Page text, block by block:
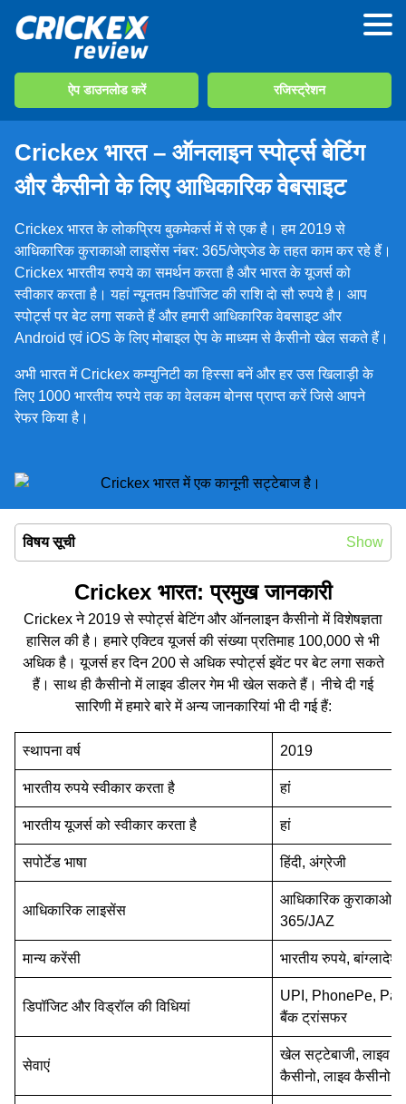
सहायता
हमारे बारे में
संपर्क
ऐप डाउनलोड करें रजिस्‍ट्रेशन
Crickex भारत – ऑनलाइन स्पोर्ट्स बेटिंग
और कैसीनो के लिए आधिकारिक वेबसाइट
Crickex भारत के लोकप्रिय बुकमेकर्स में से एक है। हम 2019 से
आधिकारिक कुराकाओ लाइसेंस नंबर: 365/जेएजेड के तहत काम कर रहे हैं।
Crickex भारतीय रुपये का समर्थन करता है और भारत के यूजर्स को
स्‍वीकार करता है। यहां न्‍यूनतम डिपॉजिट की राशि दाे सौ रुपये है। आप
स्पोर्ट्स पर बेट लगा सकते हैं और हमारी आधिकारिक वेबसाइट और
Android एवं iOS के लिए मोबाइल ऐप के माध्यम से कैसीनो खेल सकते हैं।
अभी भारत में Crickex कम्युनिटी का हिस्सा बनें और हर उस खिलाड़ी के
लिए 1000 भारतीय रुपये तक का वेलकम बोनस प्राप्‍त करें जिसे आपने
रेफर किया है।
विषय सूची Show
Android
iOS
Crickex भारत: प्रमुख जानकारी
Crickex ने 2019 से स्पोर्ट्स बेटिंग और ऑनलाइन कैसीनो में विशेषज्ञता
हासिल की है। हमारे एक्टिव यूजर्स की संख्‍या प्रतिमाह 100,000 से भी
अधिक है। यूजर्स हर दिन 200 से अधिक स्पोर्ट्स इवेंट पर बेट लगा सकते
हैं। साथ ही कैसीनो में लाइव डीलर गेम भी खेल सकते हैं। नीचे दी गई
सारिणी में हमारे बारे में अन्‍य जानकारियां भी दी गई हैं:
स्थापना वर्ष 2019
भारतीय रुपये स्‍वीकार करता है हां
भारतीय यूजर्स को स्‍वीकार करता है हां
सपोर्टेड भाषा हिंदी, अंग्रेजी
आधिकारिक लाइसेंस
आधिकारिक कुराकाओ
365/JAZ
मान्‍य करेंसी भारतीय रुपये,
डिपॉजिट और विड्रॉल की विधियां
UPI, PhonePe,
बैंक ट्रांसफर
सेवाएं
खेल सट्टेबाजी, लाइव
कैसीनो, लाइव कैसीनो,